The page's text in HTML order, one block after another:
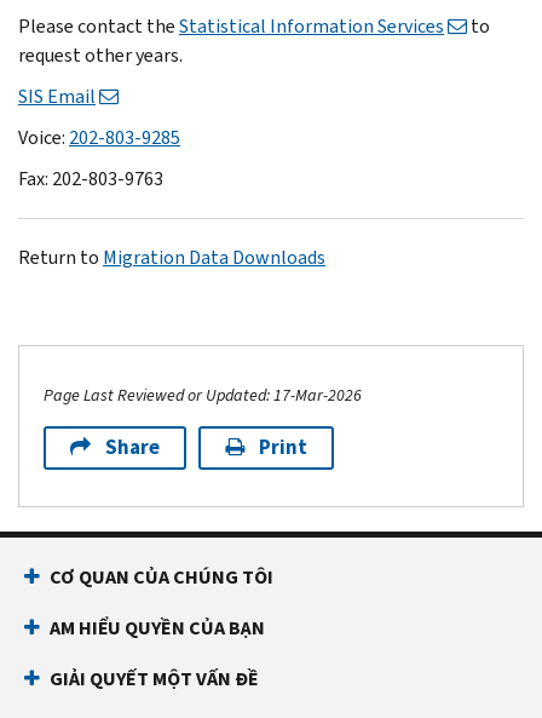
Please contact theStatistical Information Services
to
request other years.
SIS Email
Voice: 202-803-9285
Fax: 202-803-9763
Return to Migration Data Downloads
Page Last Reviewed or Updated: 17-Mar-2026
Share Print
CƠ QUAN CỦA CHÚNG TÔI
AM HIỂU QUYỀN CỦA BẠN
GIẢI QUYẾT MỘT VẤN ĐỀ